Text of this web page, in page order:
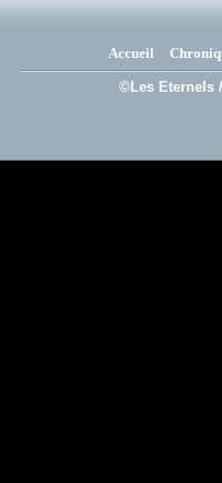
Accueil
©Les Eternels